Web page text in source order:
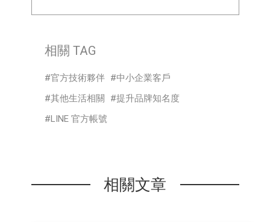
相關 TAG
官方技術夥伴
中小企業客戶
其他生活相關
提升品牌知名度
LINE 官方帳號
相關文章